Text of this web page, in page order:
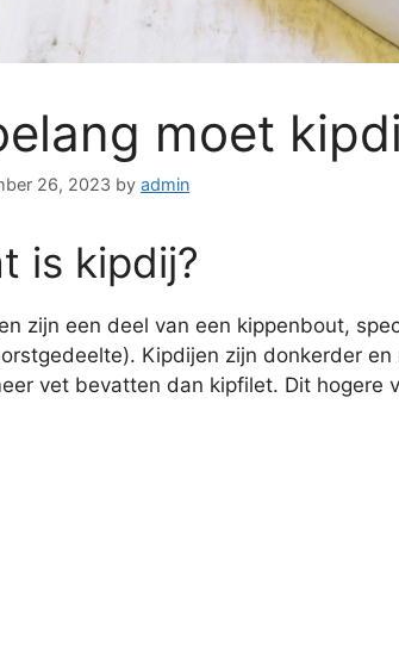
moet
26, 2023 by admin
is kipdij?
zijn een deel van een kippenbout,
Kipdijen zijn donkerder en
vet bevatten dan kipfilet. Dit hogere